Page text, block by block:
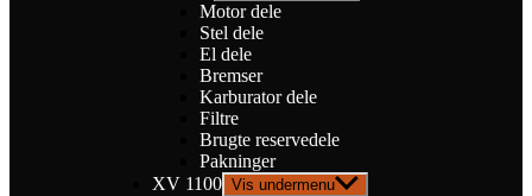
Motor dele
Stel dele
El dele
Bremser
Karburator dele
Filtre
Brugte reservedele
Pakninger
XV 1100 Vis undermenu